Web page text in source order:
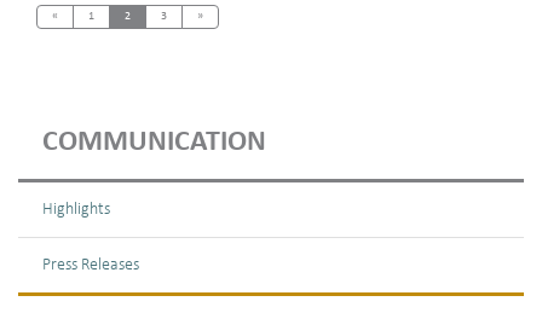
COMMUNICATION
Highlights
Press Releases
« Previous1 2 3 »Next